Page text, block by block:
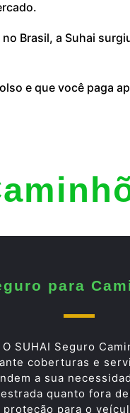
Brasil, a Suhai
e que você paga
para
O SUHAI Seguro
coberturas e
a sua
quanto fora
proteção para o